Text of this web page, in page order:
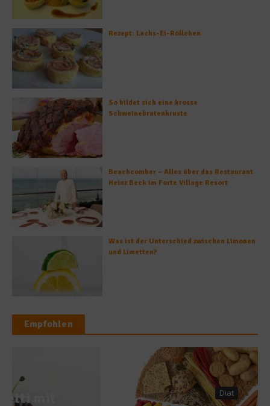
Rezept: Lachs-Ei-Röllchen
So bildet sich eine krosse
Schweinebratenkruste
Beachcomber – Alles über das Restaurant
Heinz Beck im Forte Village Resort
Was ist der Unterschied zwischen Limonen
und Limetten?
Empfohlen
Diat